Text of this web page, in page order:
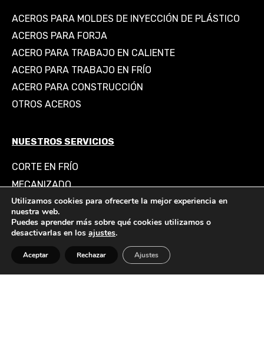
ACEROS PARA MOLDES DE INYECCIÓN DE PLÁSTICO
ACEROS PARA FORJA
ACERO PARA TRABAJO EN CALIENTE
ACERO PARA TRABAJO EN FRÍO
ACERO PARA CONSTRUCCIÓN
OTROS ACEROS
NUESTROS SERVICIOS
CORTE EN FRÍO
MECANIZADO
RECTIFICADO
PORTAMOLDES Y MECANIZACIÓN
EMPRESA
BLOG
Utilizamos cookies para ofrecerte la mejor experiencia en
nuestra web.
Puedes aprender más sobre qué cookies utilizamos o
desactivarlas en los ajustes.
Aceptar Rechazar Ajustes